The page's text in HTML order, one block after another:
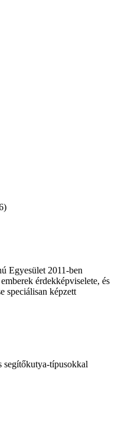
Egyesület 2011-ben
érdekképviselete, és
speciálisan képzett
segítőkutya-típusokkal